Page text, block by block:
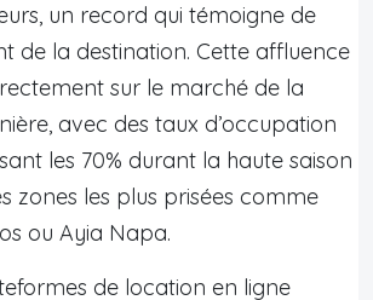
un record qui témoigne de
de la destination. Cette affluence
sur le marché de la
avec des taux d’occupation
les 70% durant la haute saison
zones les plus prisées comme
ou Ayia Napa.
de location en ligne